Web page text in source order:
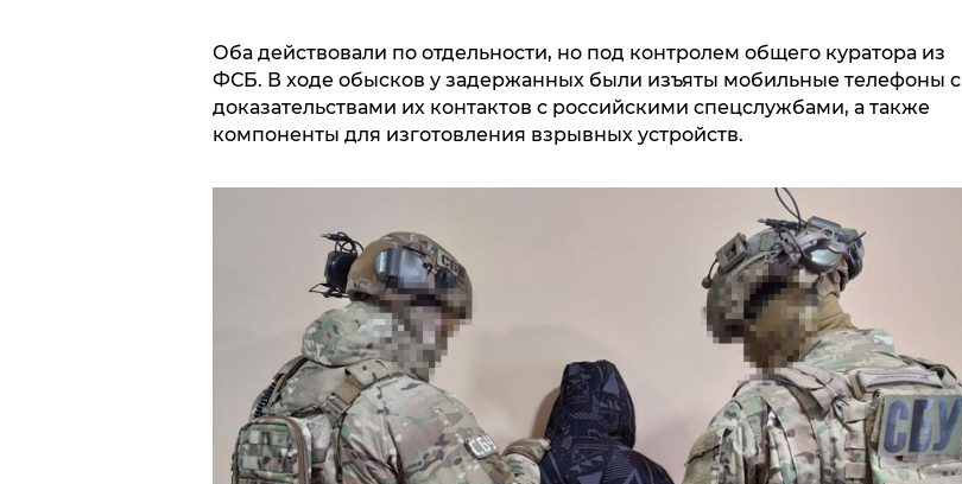
Оба действовали по отдельности, но под контролем общего куратора из
ФСБ. В ходе обысков у задержанных были изъяты мобильные телефоны с
доказательствами их контактов с российскими спецслужбами, а также
компоненты для изготовления взрывных устройств.